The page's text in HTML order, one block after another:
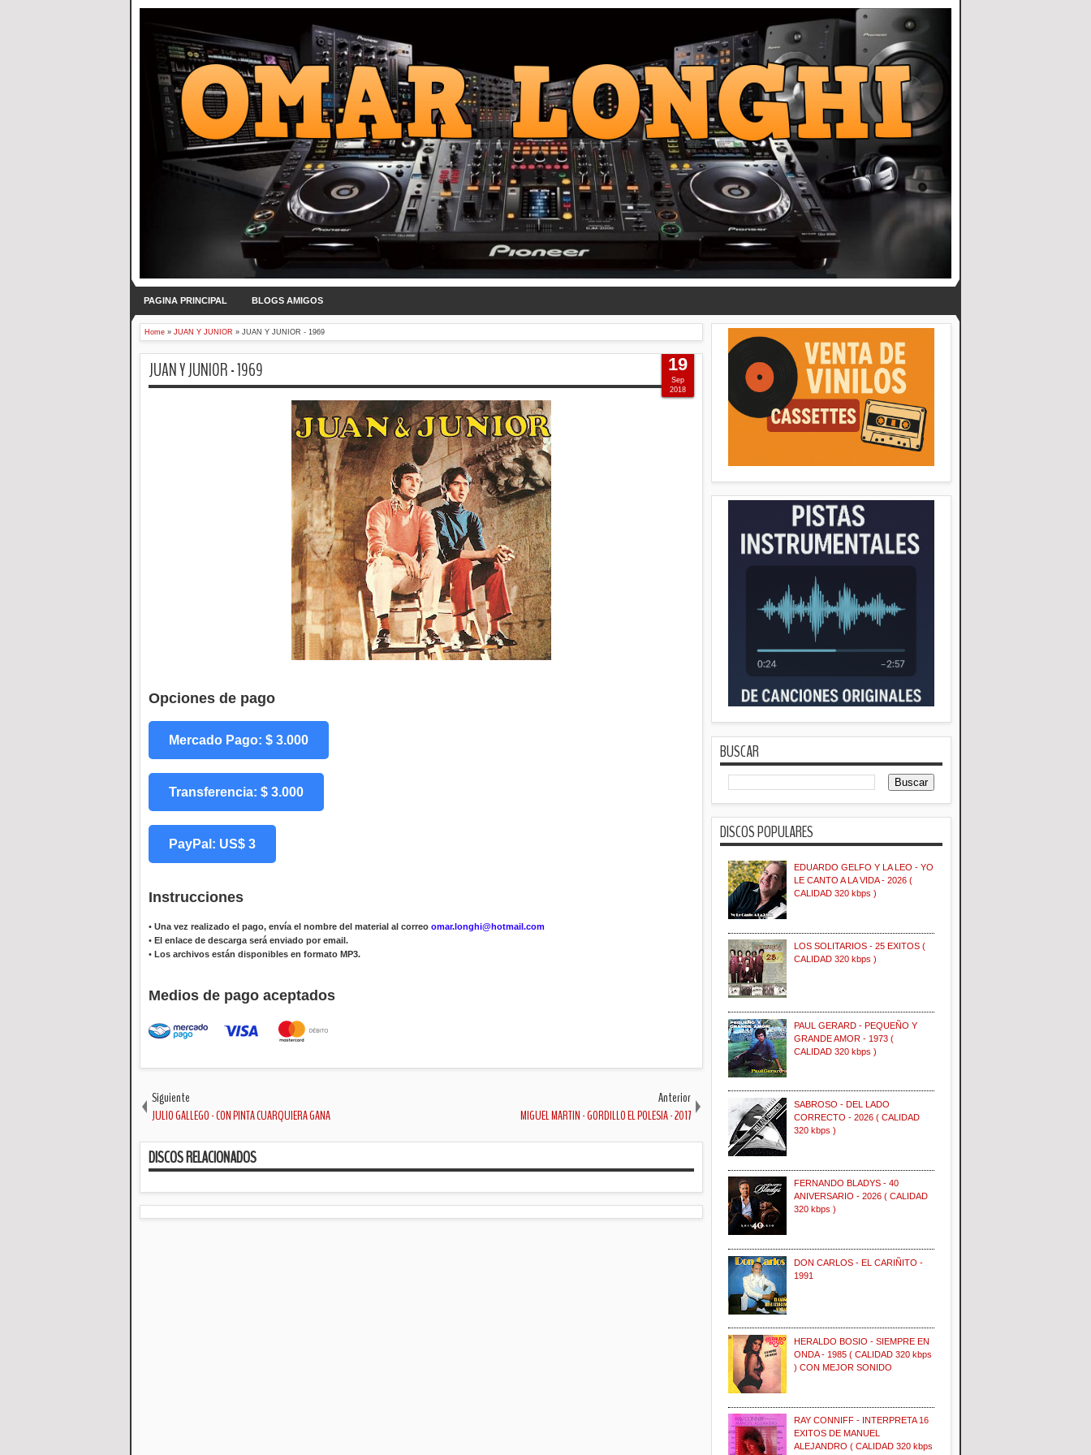
PAGINA PRINCIPAL BLOGS AMIGOS
Home » JUAN Y JUNIOR » JUAN Y JUNIOR - 1969
JUAN Y JUNIOR - 1969
Opciones de pago
Mercado Pago: $ 3.000
Transferencia: $ 3.000
PayPal: US$ 3
Instrucciones
• Una vez realizado el pago, envía el nombre del material al correo omar.longhi@hotmail.com
• El enlace de descarga será enviado por email.
• Los archivos están disponibles en formato MP3.
Medios de pago aceptados
19
Sep
2018
Siguiente
JULIO GALLEGO - CON PINTA CUARQUIERA GANA
Anterior
MIGUEL MARTIN - GORDILLO EL POLESIA - 2017
DISCOS RELACIONADOS
BUSCAR
DISCOS POPULARES
EDUARDO GELFO Y LA LEO - YO
LE CANTO A LA VIDA - 2026 (
CALIDAD 320 kbps )
LOS SOLITARIOS - 25 EXITOS (
CALIDAD 320 kbps )
PAUL GERARD - PEQUEÑO Y
GRANDE AMOR - 1973 (
CALIDAD 320 kbps )
SABROSO - DEL LADO
CORRECTO - 2026 ( CALIDAD
320 kbps )
FERNANDO BLADYS - 40
ANIVERSARIO - 2026 ( CALIDAD
320 kbps )
DON CARLOS - EL CARIÑITO -
1991
HERALDO BOSIO - SIEMPRE EN
ONDA - 1985 ( CALIDAD 320 kbps
) CON MEJOR SONIDO
RAY CONNIFF - INTERPRETA 16
EXITOS DE MANUEL
ALEJANDRO ( CALIDAD 320 kbps